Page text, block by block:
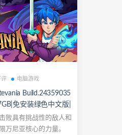
评 电脑游戏
Build.24359035
免安装绿色中文版|
败具有挑战性的敌人和
万尼亚核心的力量。